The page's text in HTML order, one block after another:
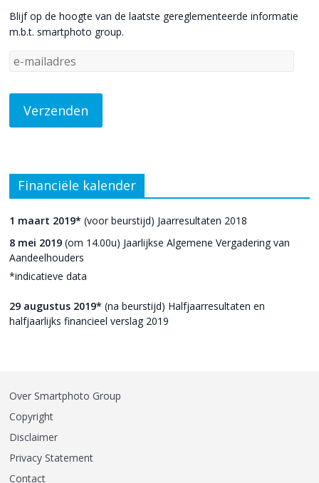
Blijf op de hoogte van de laatste gereglementeerde informatie
m.b.t. smartphoto group.
Financiële kalender
1 maart 2019* (voor beurstijd) Jaarresultaten 2018
8 mei 2019 (om 14.00u) Jaarlijkse Algemene Vergadering van
Aandeelhouders
*indicatieve data
29 augustus 2019* (na beurstijd) Halfjaarresultaten en
halfjaarlijks financieel verslag 2019
Over Smartphoto Group
Copyright
Disclaimer
Privacy Statement
Contact